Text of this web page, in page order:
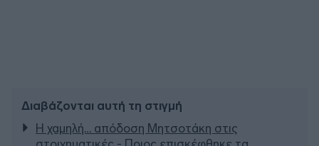
Διαβάζονται αυτή τη στιγμή
Η χαμηλή… απόδοση Μητσοτάκη στις